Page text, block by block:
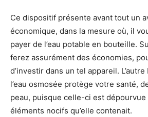
Ce dispositif présente avant tout un
économique, dans la mesure où, il
payer de l’eau potable en bouteille.
ferez assurément des économies,
d’investir dans un tel appareil.
l’eau osmosée protège votre santé,
peau, puisque celle-ci est dépourvue
éléments nocifs qu’elle contenait.